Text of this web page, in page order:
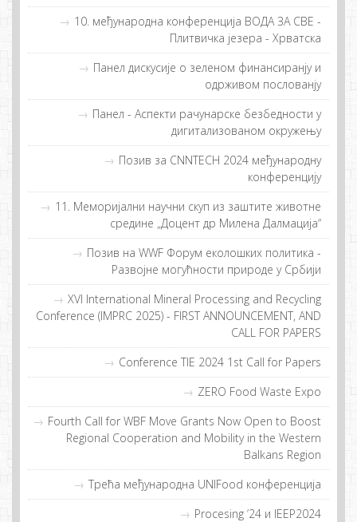
10. међународнa конференцијa ВОДА ЗА СВЕ -
Плитвичка језера - Хрватска
Пaнeл дискусиje o зeлeнoм финaнсирaнjу и
oдрживoм пoслoвaнjу
Панел - Аспекти рачунарске безбедности у
дигитализованом окружењу
Позив за CNNTECH 2024 међународну
конференцију
11. Меморијални научни скуп из заштите животне
средине „Доцент др Милена Далмација“
Позив на WWF Форум еколошких политика -
Развојне могућности природе у Србији
XVI International Mineral Processing and Recycling
Conference (IMPRC 2025) - FIRST ANNOUNCEMENT, AND
CALL FOR PAPERS
Conference TIE 2024 1st Call for Papers
ZERO Food Waste Expo
Fourth Call for WBF Move Grants Now Open to Boost
Regional Cooperation and Mobility in the Western
Balkans Region
Tрeћa мeђунaрoднa UNIFood кoнфeрeнциja
Procesing ’24 и IEEP2024